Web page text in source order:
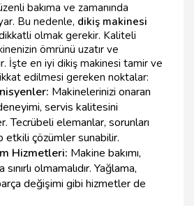
bakıma ve zamanında
Bu nedenle, dikiş makinesi
olmak gerekir. Kaliteli
ömrünü uzatır ve
İşte en iyi dikiş makinesi tamir ve
edilmesi gereken noktalar:
Makinelerinizi onaran
servis kalitesini
Tecrübeli elemanlar, sorunları
etkili çözümler sunabilir.
Hizmetleri: Makine bakımı,
olmamalıdır. Yağlama,
değişimi gibi hizmetler de